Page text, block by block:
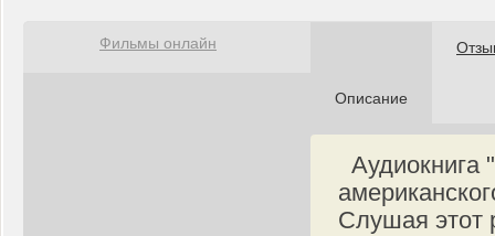
Описание
Аудиокнига
Слушая этот
Фильмы онлайн